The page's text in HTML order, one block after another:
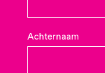
Achternaam